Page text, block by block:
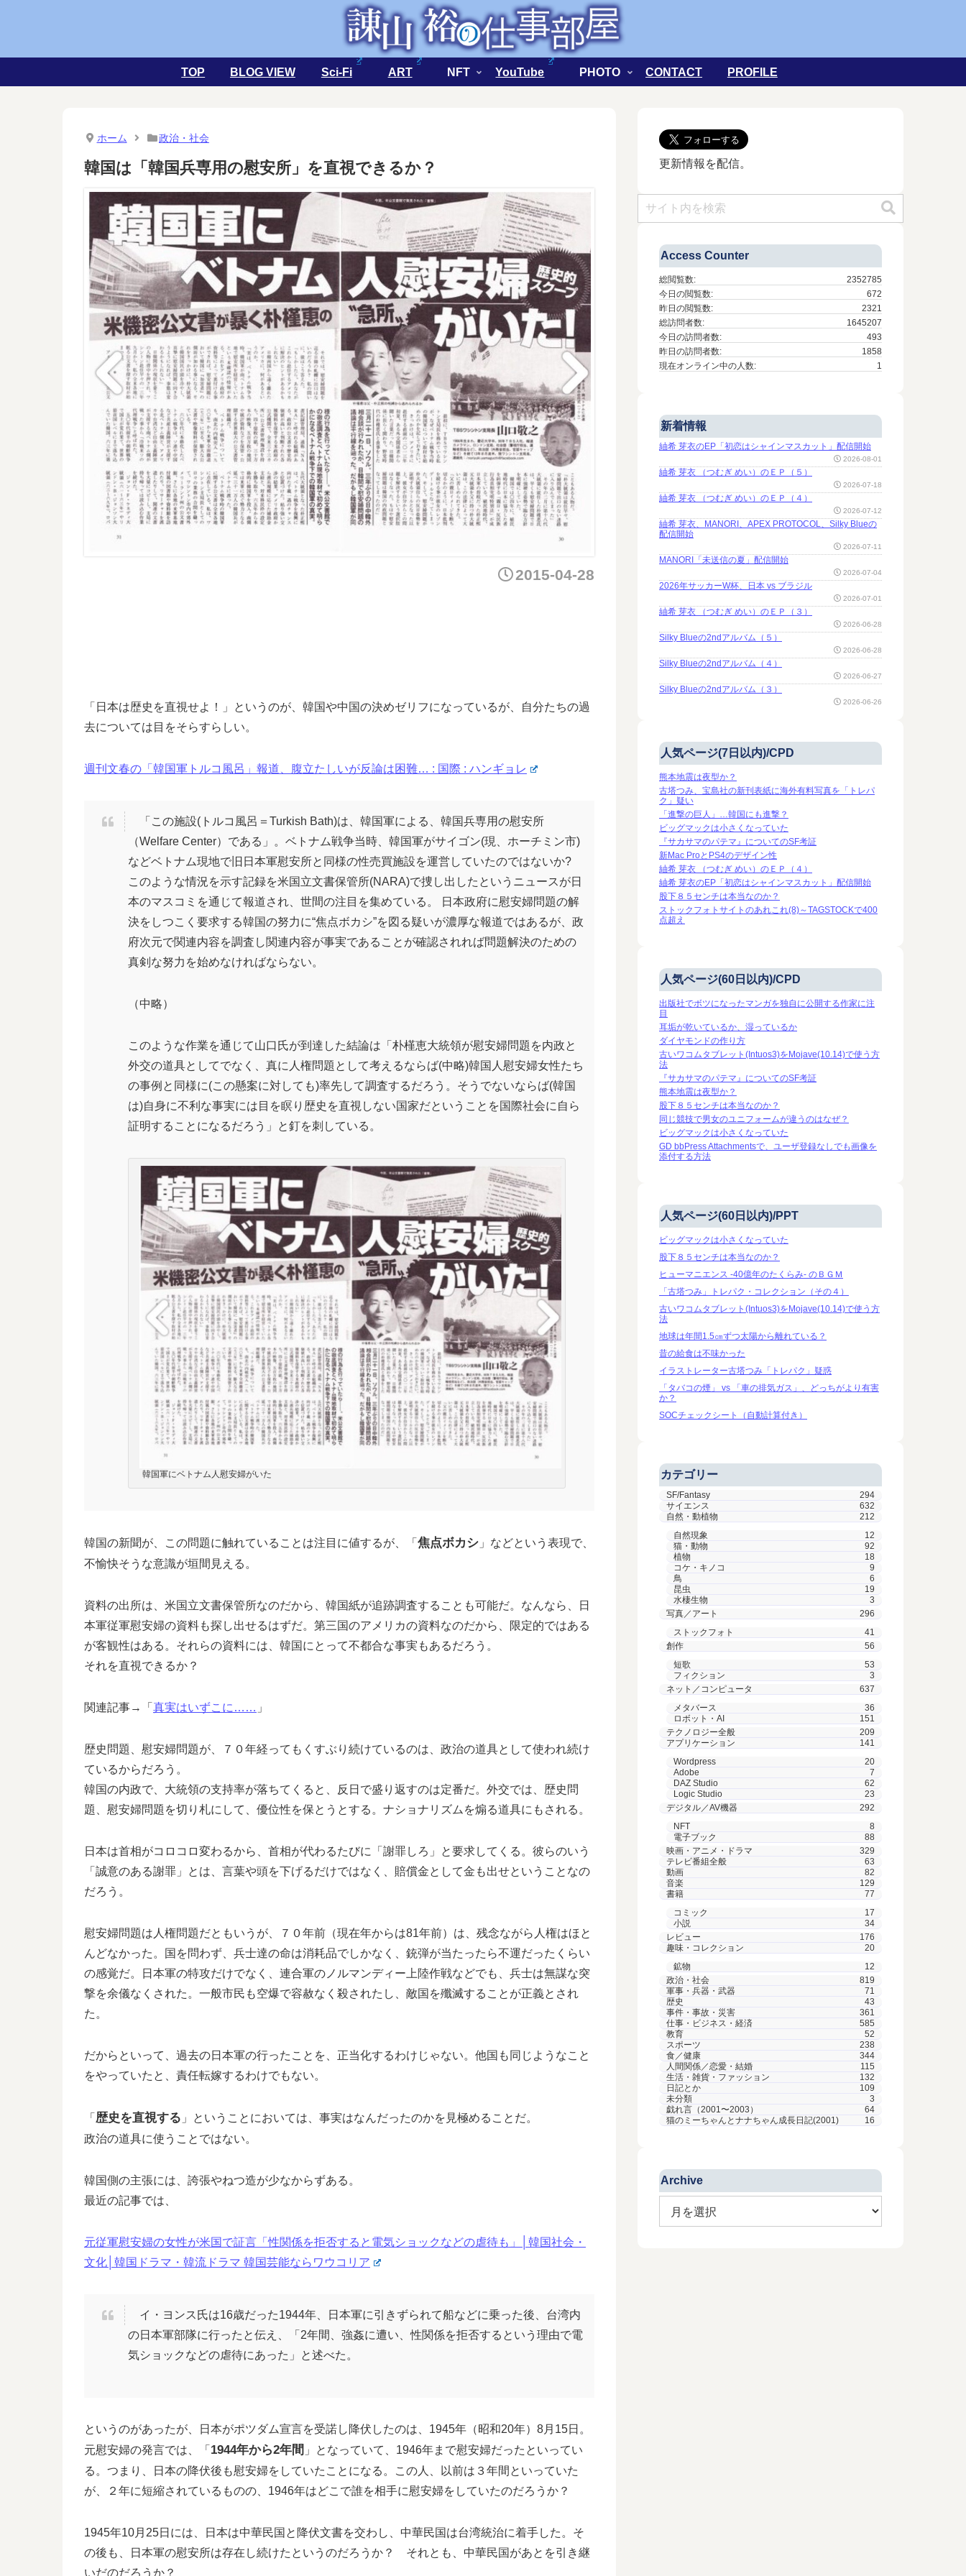
TOP BLOG VIEW Sci-Fi ART NFT YouTube PHOTO CONTACT PROFILE
ホーム 政治・社会
韓国は「韓国兵専用の慰安所」を直視できるか？
2015-04-28
「日本は歴史を直視せよ！」というのが、韓国や中国の決めゼリフになっているが、自分たちの過
去については目をそらすらしい。
週刊文春の「韓国軍トルコ風呂」報道、腹立たしいが反論は困難… : 国際 : ハンギョレ
「この施設(トルコ風呂＝Turkish Bath)は、韓国軍による、韓国兵専用の慰安所
（Welfare Center）である」。ベトナム戦争当時、韓国軍がサイゴン(現、ホーチミン市)
などベトナム現地で旧日本軍慰安所と同様の性売買施設を運営していたのではないか?
このような情況を示す記録を米国立文書保管所(NARA)で捜し出したというニュースが日
本のマスコミを通じて報道され、世間の注目を集めている。 日本政府に慰安婦問題の解
決をしつこく要求する韓国の努力に“焦点ボカシ”を図る疑いが濃厚な報道ではあるが、政
府次元で関連内容を調査し関連内容が事実であることが確認されれば問題解決のための
真剣な努力を始めなければならない。
（中略）
このような作業を通じて山口氏が到達した結論は「朴槿恵大統領が慰安婦問題を内政と
外交の道具としてでなく、真に人権問題として考えるならば(中略)韓国人慰安婦女性たち
の事例と同様に(この懸案に対しても)率先して調査するだろう。そうでないならば(韓国
は)自身に不利な事実には目を瞑り歴史を直視しない国家だということを国際社会に自ら
証明することになるだろう」と釘を刺している。
韓国軍にベトナム人慰安婦がいた
韓国の新聞が、この問題に触れていることは注目に値するが、「 焦点ボカシ 」などという表現で、
不愉快そうな意識が垣間見える。
資料の出所は、米国立文書保管所なのだから、韓国紙が追跡調査することも可能だ。なんなら、日
本軍従軍慰安婦の資料も探し出せるはずだ。第三国のアメリカの資料なのだから、限定的ではある
が客観性はある。それらの資料には、韓国にとって不都合な事実もあるだろう。
それを直視できるか？
関連記事→「 真実はいずこに…… 」
歴史問題、慰安婦問題が、７０年経ってもくすぶり続けているのは、政治の道具として使われ続け
ているからだろう。
韓国の内政で、大統領の支持率が落ちてくると、反日で盛り返すのは定番だ。外交では、歴史問
題、慰安婦問題を切り札にして、優位性を保とうとする。ナショナリズムを煽る道具にもされる。
日本は首相がコロコロ変わるから、首相が代わるたびに「謝罪しろ」と要求してくる。彼らのいう
「誠意のある謝罪」とは、言葉や頭を下げるだけではなく、賠償金として金も出せということなの
だろう。
慰安婦問題は人権問題だともいうが、７０年前（現在年からは81年前）は、残念ながら人権はほと
んどなかった。国を問わず、兵士達の命は消耗品でしかなく、銃弾が当たったら不運だったくらい
の感覚だ。日本軍の特攻だけでなく、連合軍のノルマンディー上陸作戦などでも、兵士は無謀な突
撃を余儀なくされた。一般市民も空爆で容赦なく殺されたし、敵国を殲滅することが正義とされ
た。
だからといって、過去の日本軍の行ったことを、正当化するわけじゃない。他国も同じようなこと
をやっていたと、責任転嫁するわけでもない。
「 歴史を直視する 」ということにおいては、事実はなんだったのかを見極めることだ。
政治の道具に使うことではない。
韓国側の主張には、誇張やねつ造が少なからずある。
最近の記事では、
元従軍慰安婦の女性が米国で証言「性関係を拒否すると電気ショックなどの虐待も」│韓国社会・
文化│韓国ドラマ・韓流ドラマ 韓国芸能ならワウコリア
イ・ヨンス氏は16歳だった1944年、日本軍に引きずられて船などに乗った後、台湾内
の日本軍部隊に行ったと伝え、「2年間、強姦に遭い、性関係を拒否するという理由で電
気ショックなどの虐待にあった」と述べた。
というのがあったが、日本がポツダム宣言を受諾し降伏したのは、1945年（昭和20年）8月15日。
元慰安婦の発言では、「 1944年から2年間 」となっていて、1946年まで慰安婦だったといってい
る。つまり、日本の降伏後も慰安婦をしていたことになる。この人、以前は３年間といっていた
が、２年に短縮されているものの、1946年はどこで誰を相手に慰安婦をしていたのだろうか？
1945年10月25日には、日本は中華民国と降伏文書を交わし、中華民国は台湾統治に着手した。そ
の後も、日本軍の慰安所は存在し続けたというのだろうか？ それとも、中華民国があとを引き継
いだのだろうか？
更新情報を配信。
Access Counter
2352785
総閲覧数:
672
今日の閲覧数:
2321
昨日の閲覧数:
1645207
総訪問者数:
493
今日の訪問者数:
1858
昨日の訪問者数:
1
現在オンライン中の人数:
新着情報
紬希 芽衣のEP「初恋はシャインマスカット」配信開始
2026-08-01
紬希 芽衣 （つむぎ めい）のＥＰ（５）
2026-07-18
紬希 芽衣 （つむぎ めい）のＥＰ（４）
2026-07-12
紬希 芽衣、MANORI、APEX PROTOCOL、Silky Blueの
配信開始
2026-07-11
MANORI「未送信の夏」配信開始
2026-07-04
2026年サッカーW杯、日本 vs ブラジル
2026-07-01
紬希 芽衣 （つむぎ めい）のＥＰ（３）
2026-06-28
Silky Blueの2ndアルバム（５）
2026-06-28
Silky Blueの2ndアルバム（４）
2026-06-27
Silky Blueの2ndアルバム（３）
2026-06-26
人気ページ(7日以内)/CPD
熊本地震は夜型か？
古塔つみ、宝島社の新刊表紙に海外有料写真を「トレパ
ク」疑い
「進撃の巨人」…韓国にも進撃？
ビッグマックは小さくなっていた
『サカサマのパテマ』についてのSF考証
新Mac ProとPS4のデザイン性
紬希 芽衣 （つむぎ めい）のＥＰ（４）
紬希 芽衣のEP「初恋はシャインマスカット」配信開始
股下８５センチは本当なのか？
ストックフォトサイトのあれこれ(8)～TAGSTOCKで400
点超え
人気ページ(60日以内)/CPD
出版社でボツになったマンガを独自に公開する作家に注
目
耳垢が乾いているか、湿っているか
ダイヤモンドの作り方
古いワコムタブレット(Intuos3)をMojave(10.14)で使う方
法
『サカサマのパテマ』についてのSF考証
熊本地震は夜型か？
股下８５センチは本当なのか？
同じ競技で男女のユニフォームが違うのはなぜ？
ビッグマックは小さくなっていた
GD bbPress Attachmentsで、ユーザ登録なしでも画像を
添付する方法
人気ページ(60日以内)/PPT
ビッグマックは小さくなっていた
股下８５センチは本当なのか？
ヒューマニエンス -40億年のたくらみ- のＢＧＭ
「古塔つみ」トレパク・コレクション（その４）
古いワコムタブレット(Intuos3)をMojave(10.14)で使う方
法
地球は年間1.5㎝ずつ太陽から離れている？
昔の給食は不味かった
イラストレーター古塔つみ「トレパク」疑惑
「タバコの煙」 vs 「車の排気ガス」、どっちがより有害
か？
SOCチェックシート（自動計算付き）
カテゴリー
SF/Fantasy
294
サイエンス
632
自然・動植物
212
自然現象
12
猫・動物
92
植物
18
コケ・キノコ
9
鳥
6
昆虫
19
水棲生物
3
写真／アート
296
ストックフォト
41
創作
56
短歌
53
フィクション
3
ネット／コンピュータ
637
メタバース
36
ロボット・AI
151
テクノロジー全般
209
アプリケーション
141
Wordpress
20
Adobe
7
DAZ Studio
62
Logic Studio
23
デジタル／AV機器
292
NFT
8
電子ブック
88
映画・アニメ・ドラマ
329
テレビ番組全般
63
動画
82
音楽
129
書籍
77
コミック
17
小説
34
レビュー
176
趣味・コレクション
20
鉱物
12
政治・社会
819
軍事・兵器・武器
71
歴史
43
事件・事故・災害
361
仕事・ビジネス・経済
585
教育
52
スポーツ
238
食／健康
344
人間関係／恋愛・結婚
115
生活・雑貨・ファッション
132
日記とか
109
未分類
3
戯れ言（2001〜2003）
64
猫のミーちゃんとナナちゃん成長日記(2001)
16
Archive